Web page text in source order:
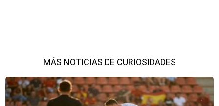
MÁS NOTICIAS DE CURIOSIDADES